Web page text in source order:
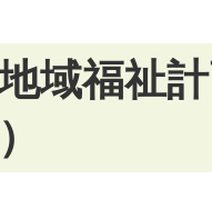
域福祉